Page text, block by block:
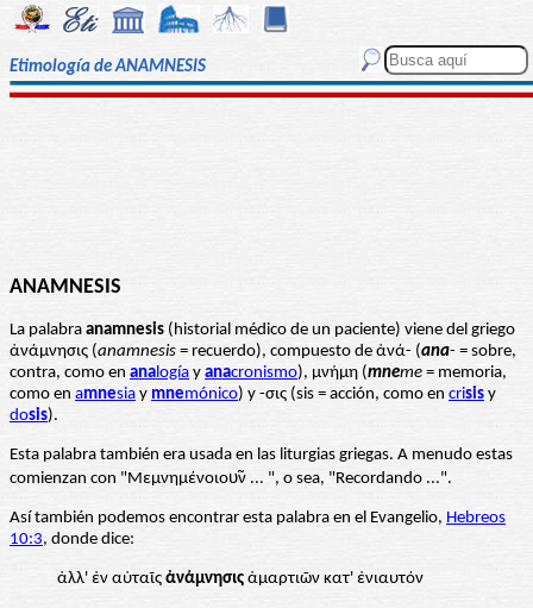
Etimología de ANAMNESIS
ANAMNESIS
La palabra anamnesis (historial médico de un paciente) viene del griego
ἀνάμνησις (anamnesis = recuerdo), compuesto de ἀνά- (ana- = sobre,
contra, como en analogía y anacronismo), μνήμη (mneme = memoria,
como en amnesia y mnemónico) y -σις (sis = acción, como en crisis y
dosis).
Esta palabra también era usada en las liturgias griegas. A menudo estas
comienzan con "Μεμνημένοιου̃ν ... ", o sea, "Recordando ...".
Así también podemos encontrar esta palabra en el Evangelio, Hebreos
10:3, donde dice:
ἀλλ' ἐν αὐταῖς ἀνάμνησις ἁμαρτιῶν κατ' ἐνιαυτόν